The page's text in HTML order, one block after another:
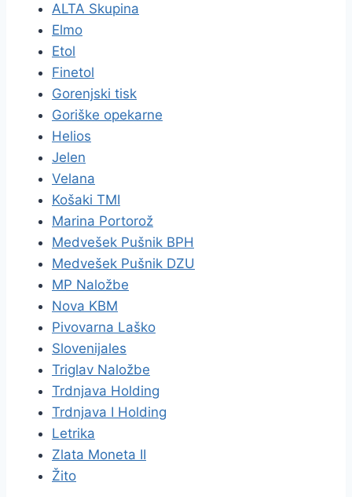
ALTA Skupina
Elmo
Etol
Finetol
Gorenjski tisk
Goriške opekarne
Helios
Jelen
Velana
Košaki TMI
Marina Portorož
Medvešek Pušnik BPH
Medvešek Pušnik DZU
MP Naložbe
Nova KBM
Pivovarna Laško
Slovenijales
Triglav Naložbe
Trdnjava Holding
Trdnjava I Holding
Letrika
Zlata Moneta II
Žito